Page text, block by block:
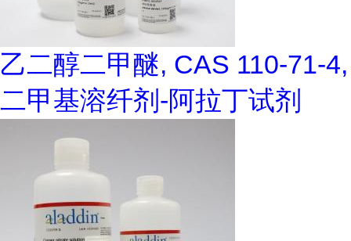
乙二醇二甲醚, CAS 110-71-4,
二甲基溶纤剂-阿拉丁试剂